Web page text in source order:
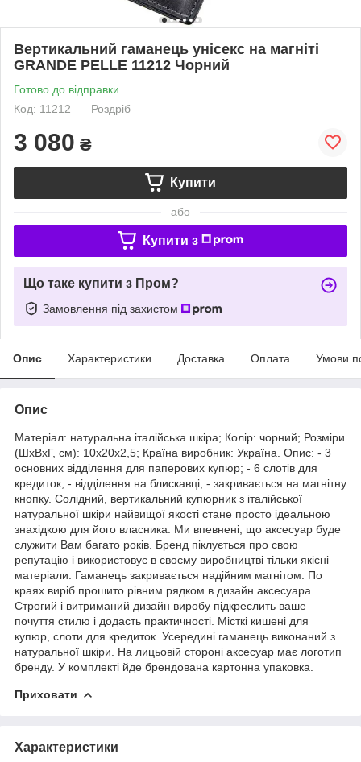
Вертикальний гаманець унісекс на магніті
GRANDE PELLE 11212 Чорний
Готово до відправки
Код: 11212
Роздріб
3 080 ₴
Купити
або
Купити з
Що таке купити з Пром?
Замовлення під захистом
Опис Характеристики Доставка Оплата Умови
Опис
Матеріал: натуральна італійська шкіра; Колір: чорний; Розміри
(ШхВхГ, см): 10х20х2,5; Країна виробник: Україна. Опис: - 3
основних відділення для паперових купюр; - 6 слотів для
кредиток; - відділення на блискавці; - закривається на магнітну
кнопку. Солідний, вертикальний купюрник з італійської
натуральної шкіри найвищої якості стане просто ідеальною
знахідкою для його власника. Ми впевнені, що аксесуар буде
служити Вам багато років. Бренд піклується про свою
репутацію і використовує в своєму виробництві тільки якісні
матеріали. Гаманець закривається надійним магнітом. По
краях виріб прошито рівним рядком в дизайн аксесуара.
Строгий і витриманий дизайн виробу підкреслить ваше
почуття стилю і додасть практичності. Місткі кишені для
купюр, слоти для кредиток. Усередині гаманець виконаний з
натуральної шкіри. На лицьовій стороні аксесуар має логотип
бренду. У комплекті йде брендована картонна упаковка.
Приховати
Характеристики